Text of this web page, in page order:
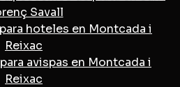
Savall
hoteles en Montcada i
Reixac
avispas en Montcada i
Reixac